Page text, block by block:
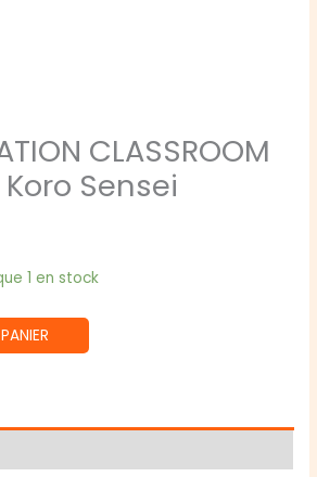
CLASSROOM
Sensei
1 en stock